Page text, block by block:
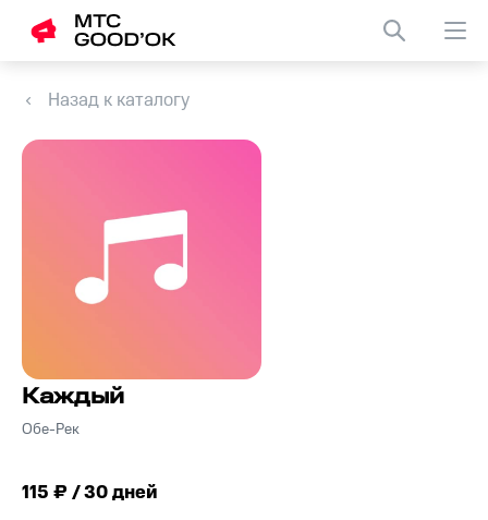
Назад к каталогу
Каждый
Обе-Рек
115 ₽ / 30 дней